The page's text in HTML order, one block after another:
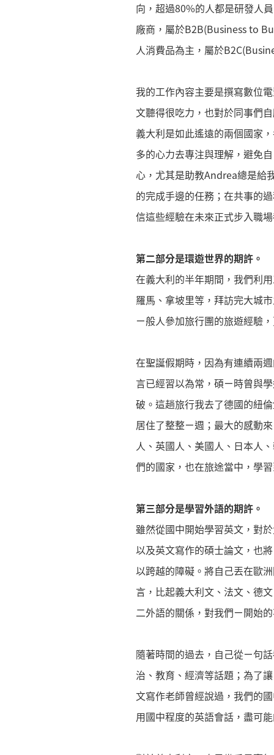
向，超過80%的人都是研發人
廠商，屬於B2B(Business to
人消費品為主，屬於
我的工作內容主要是撰寫數位
文聽得很吃力，也對於同事們
義大利是如此遙遠的兩個國家
多的心力去專注與理解，避免
心，尤其是助教Andrea總是給
的完成手邊的任務；在共事的
信這些經驗在未來正式步入職
第二部分是環遊世界的期許。
在義大利的半年期間，我們利
羅馬、拿坡里等，拜訪完大城
ㄧ般人參加旅行團的旅遊經驗
在聖誕假期時，因為有連續兩
言已經習以為常，碩ㄧ時曾與
破。這趟旅行我去了德國的紐
居住了整整ㄧ週；最大的感動
人、英國人、美國人、日本人
們的國家，也在旅途當中，學
第三部分是學習外語的期許。
雖然從國中開始學習英文，對
以及英文寫作的碩士論文，也
以跨越的障礙。將自己丟在歐
言，比起義大利文、法文、德
二外語的關係，對我們ㄧ開始
隨著時間的過去，自己從ㄧ句
治、教育、經濟等話題；為了
文寫作老師曾經說過，我們的
用國中程度的英語會話，盡可